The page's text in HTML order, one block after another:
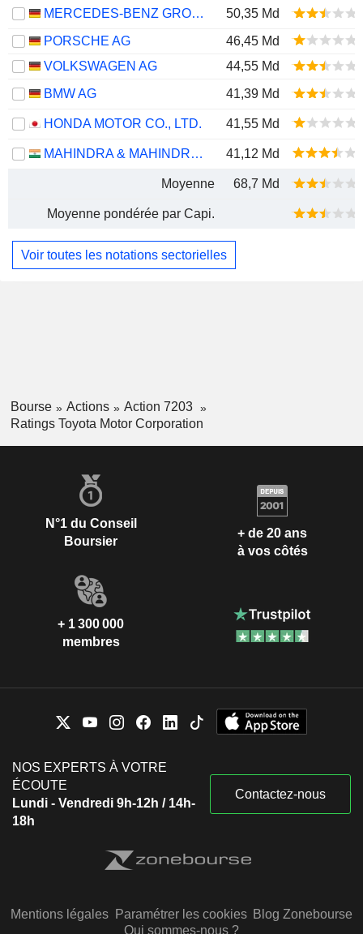
MERCEDES-BENZ GROUP AG
50,35 Md
PORSCHE AG
46,45 Md
VOLKSWAGEN AG
44,55 Md
BMW AG
41,39 Md
HONDA MOTOR CO., LTD. 41,55 Md
MAHINDRA & MAHINDRA LIMITED 41,12 Md
Moyenne 68,7 Md
Moyenne pondérée par Capi.
Voir toutes les notations sectorielles
Bourse Actions
Action 7203
Ratings Toyota Motor Corporation
N°1 du Conseil
Boursier
+ de 20 ans
à vos côtés
+ 1 300 000
membres
NOS EXPERTS À VOTRE
ÉCOUTE
Lundi - Vendredi 9h-12h / 14h-
18h
Contactez-nous
Mentions légales Paramétrer les cookies Blog Zonebourse
Qui sommes-nous ?